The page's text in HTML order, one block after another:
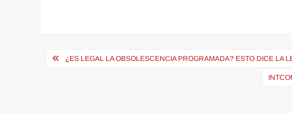
Navegación
¿ES LEGAL LA OBSOLESCENCIA PROGRAMADA? ESTO DICE LA